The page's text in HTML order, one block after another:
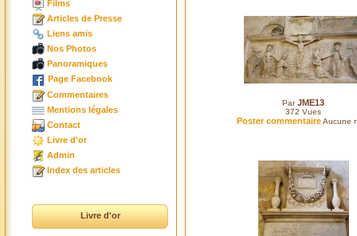
Films
Articles de Presse
Liens amis
Nos Photos
Panoramiques
Page Facebook
Commentaires
Mentions légales
Contact
Livre d'or
Admin
Index des articles
Livre d'or
ParJME13
372 Vues
Poster commentaireAucune